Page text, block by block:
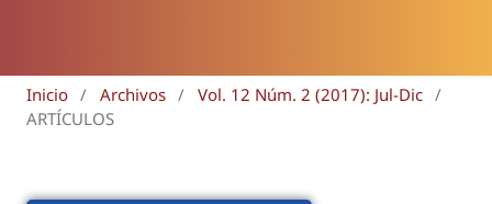
Inicio / Archivos / Vol. 12 Núm. 2 (2017): Jul-Dic /
ARTÍCULOS